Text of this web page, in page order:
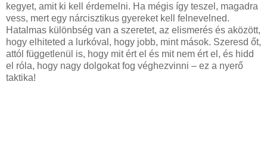
kegyet, amit ki kell érdemelni. Ha mégis így teszel, magadra
vess, mert egy nárcisztikus gyereket kell felnevelned.
Hatalmas különbség van a szeretet, az elismerés és aközött,
hogy elhiteted a lurkóval, hogy jobb, mint mások. Szeresd őt,
attól függetlenül is, hogy mit ért el és mit nem ért el, és hidd
el róla, hogy nagy dolgokat fog véghezvinni – ez a nyerő
taktika!